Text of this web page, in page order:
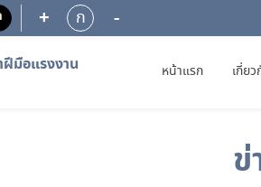
+ ก -
มือแรงงาน หน้าแรก เกี่ย
ข่